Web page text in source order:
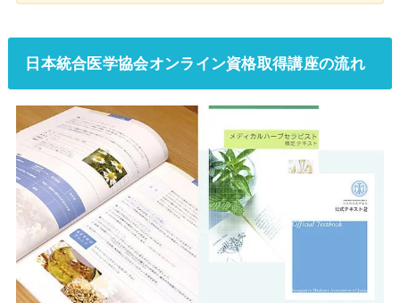
日本統合医学協会オンライン資格取得講座の流れ